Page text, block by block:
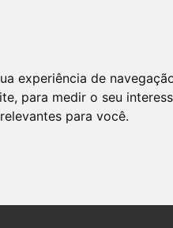
experiência de
, para medir o seu
para você.